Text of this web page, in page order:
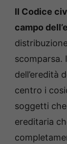
Il Codice
campo
scomparsa.
dell’eredità
centro i
soggetti
ereditaria